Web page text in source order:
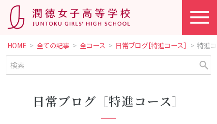
HOME 全ての記事 全コース 日常ブログ［特進コース］ 特進
日常ブログ［特進コース］